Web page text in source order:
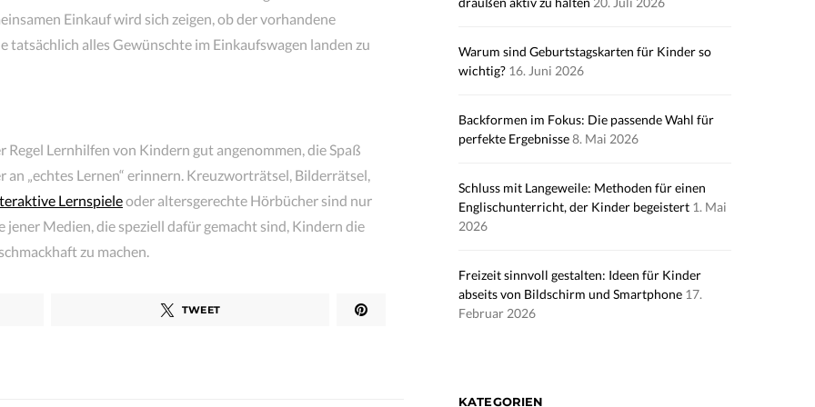
Einkauf wird sich zeigen, ob der vorhandene
tatsächlich alles Gewünschte im Einkaufswagen landen zu
Lernhilfen von Kindern gut angenommen, die Spaß
an „echtes Lernen“ erinnern. Kreuzworträtsel, Bilderrätsel,
Lernspieleoder altersgerechte Hörbücher sind nur
jener Medien, die speziell dafür gemacht sind, Kindern die
zu machen.
TWEET
Warum sind Geburtstagskarten für Kinder so
wichtig? 16. Juni 2026
Backformen im Fokus: Die passende Wahl für
perfekte Ergebnisse8. Mai 2026
Schluss mit Langeweile: Methoden für einen
Englischunterricht, der Kinder begeistert 1. Mai
2026
Freizeit sinnvoll gestalten: Ideen für Kinder
abseits von Bildschirm und Smartphone 17.
Februar 2026
KATEGORIEN